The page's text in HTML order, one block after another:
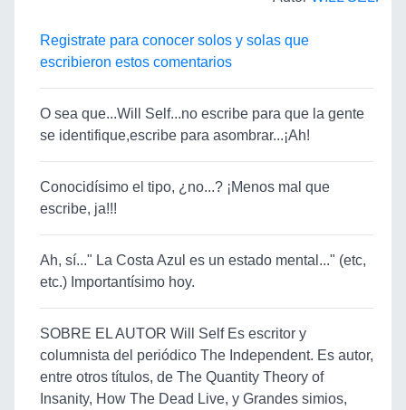
Registrate para conocer solos y solas que
escribieron estos comentarios
O sea que...Will Self...no escribe para que la gente
se identifique,escribe para asombrar...¡Ah!
Conocidísimo el tipo, ¿no...? ¡Menos mal que
escribe, ja!!!
Ah, sí..." La Costa Azul es un estado mental..." (etc,
etc.) Importantísimo hoy.
SOBRE EL AUTOR Will Self Es escritor y
columnista del periódico The Independent. Es autor,
entre otros títulos, de The Quantity Theory of
Insanity, How The Dead Live, y Grandes simios,